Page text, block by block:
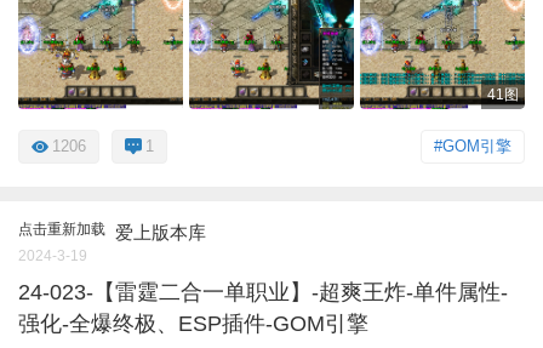
41图
#GOM引擎
1206 1
点击重新加载 爱上版本库
2024-3-19
24-023-【雷霆二合一单职业】-超爽王炸-单件属性-
强化-全爆终极、ESP插件-GOM引擎